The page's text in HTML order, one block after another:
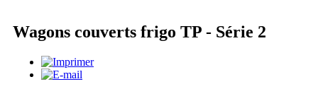
Wagons couverts frigo TP - Série 2